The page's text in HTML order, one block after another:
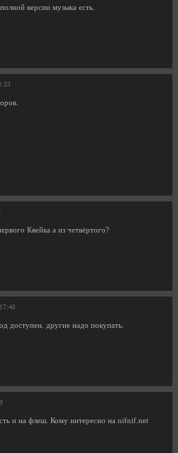
версии музыка есть.
Квейка а из четвёртого?
доступен. другие надо покупать.
и на флеш. Кому интересно на nifnif.net